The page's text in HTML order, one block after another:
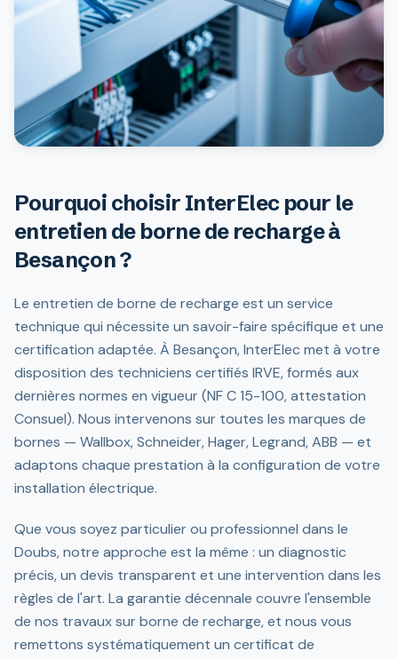
Pourquoi choisir InterElec pour le
entretien de borne de recharge à
Besançon ?
Le entretien de borne de recharge est un service
technique qui nécessite un savoir-faire spécifique et une
certification adaptée. À Besançon, InterElec met à votre
disposition des techniciens certifiés IRVE, formés aux
dernières normes en vigueur (NF C 15-100, attestation
Consuel). Nous intervenons sur toutes les marques de
bornes — Wallbox, Schneider, Hager, Legrand, ABB — et
adaptons chaque prestation à la configuration de votre
installation électrique.
Que vous soyez particulier ou professionnel dans le
Doubs, notre approche est la même : un diagnostic
précis, un devis transparent et une intervention dans les
règles de l'art. La garantie décennale couvre l'ensemble
de nos travaux sur borne de recharge, et nous vous
remettons systématiquement un certificat de